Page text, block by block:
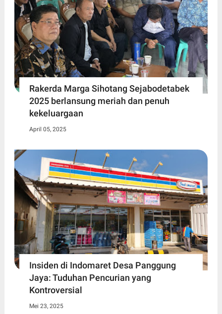
Rakerda Marga Sihotang Sejabodetabek
2025 berlansung meriah dan penuh
kekeluargaan
April 05, 2025
Insiden di Indomaret Desa Panggung
Jaya: Tuduhan Pencurian yang
Kontroversial
Mei 23, 2025